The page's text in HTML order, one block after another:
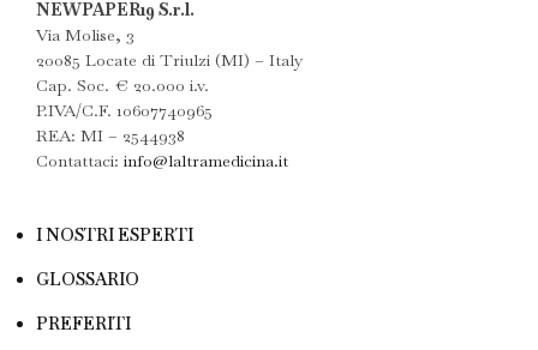
NEWPAPER19 S.r.l.
Via Molise, 3
20085 Locate di Triulzi (MI) – Italy
Cap. Soc. € 20.000 i.v.
P.IVA/C.F. 10607740965
REA: MI – 2544938
Contattaci: info@laltramedicina.it
I NOSTRI ESPERTI
GLOSSARIO
PREFERITI